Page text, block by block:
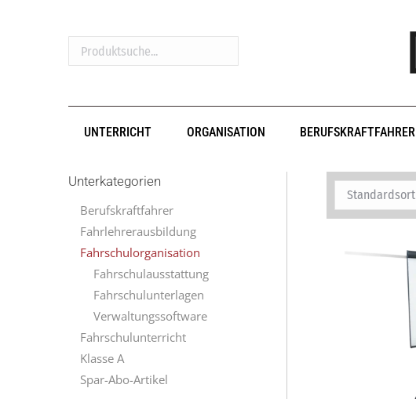
Produktsuche...
UNTERRICHT ORGANISATION BERUFSKRAFTFAHRER
Unterkategorien
Berufskraftfahrer
Fahrlehrerausbildung
Fahrschulorganisation
Fahrschulausstattung
Fahrschulunterlagen
Verwaltungssoftware
Fahrschulunterricht
Klasse A
Spar-Abo-Artikel